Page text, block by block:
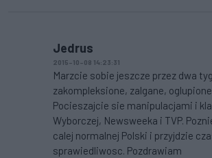
Jedrus
2015-10-08 14:23:31
Marzcie sobie jeszcze przez dwa
zakompleksione, zalgane,
Pocieszajcie sie manipulacjami i
Wyborczej, Newsweeka i TVP.
calej normalnej Polski i przyjdzie
sprawiedliwosc. Pozdrawiam